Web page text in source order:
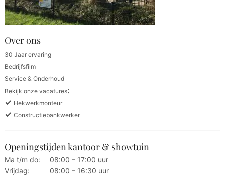
Over ons
30 Jaar ervaring
Bedrijfsfilm
Service & Onderhoud
Bekijk onze vacatures:
✓ Hekwerkmonteur
✓ Constructiebankwerker
Openingstijden kantoor & showtuin
Ma t/m do:
08:00 – 17:00 uur
Vrijdag:
08:00 – 16:30 uur